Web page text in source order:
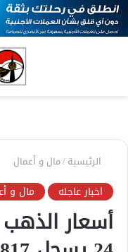
الرئيسية/مال و أعمال
اخبار عاجله مال و
أسعار